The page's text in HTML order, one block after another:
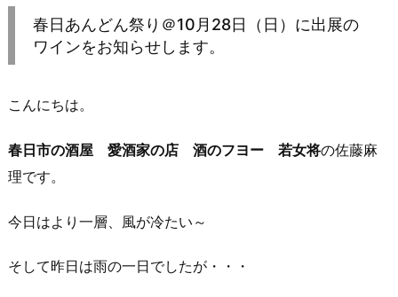
春日あんどん祭り＠10月28日（日）に出展の
ワインをお知らせします。
こんにちは。
春日市の酒屋 愛酒家の店 酒のフヨー 若女将の佐藤麻
理です。
今日はより一層、風が冷たい～
そして昨日は雨の一日でしたが・・・